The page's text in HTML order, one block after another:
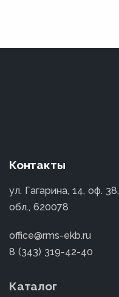
Контакты
ул. Гагарина, 14, оф.
обл., 620078
office@rms-ekb.ru
8 (343) 319-42-40
Каталог